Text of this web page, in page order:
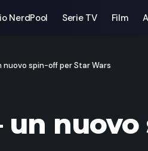
NerdPool Serie TV Film
nuovo spin-off per Star Wars
un